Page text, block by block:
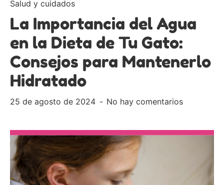
Salud y cuidados
La Importancia del Agua
en la Dieta de Tu Gato:
Consejos para Mantenerlo
Hidratado
25 de agosto de 2024 No hay comentarios